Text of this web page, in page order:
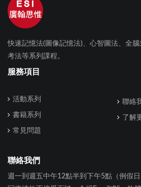
快速記憶法(圖像記憶法)、心智圖法、全
考法等系列課程。
服務項目
活動系列
書籍系列
常見問題
聯絡
了解
聯絡我們
週一到週五中午12點半到下午5點（例假